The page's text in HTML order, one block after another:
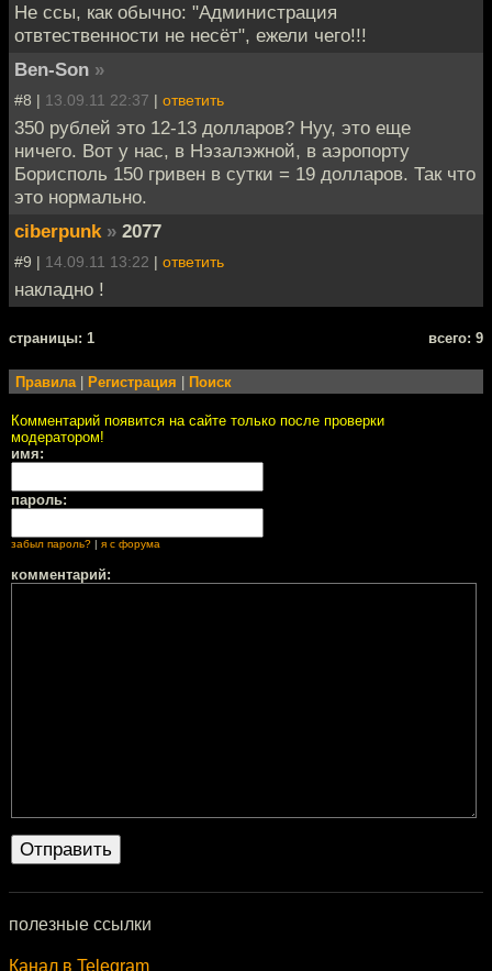
Не ссы, как обычно: "Администрация
отвтественности не несёт", ежели чего!!!
Ben-Son »
#8 | 13.09.11 22:37 | ответить
350 рублей это 12-13 долларов? Нуу, это еще
ничего. Вот у нас, в Нэзалэжной, в аэропорту
Борисполь 150 гривен в сутки = 19 долларов. Так что
это нормально.
ciberpunk » 2077
#9 | 14.09.11 13:22 | ответить
накладно !
cтраницы: 1 всего: 9
Правила| Регистрация Поиск
Комментарий появится на сайте только после проверки
модератором!
имя:
пароль:
забыл пароль? | я с форума
комментарий:
полезные ссылки
Канал в Telegram